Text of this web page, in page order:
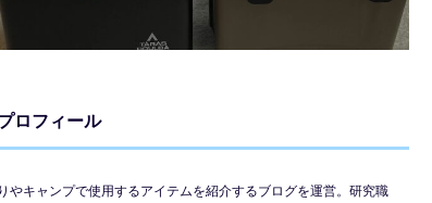
ロフィール
やキャンプで使用するアイテムを紹介するブログを運営。研究職